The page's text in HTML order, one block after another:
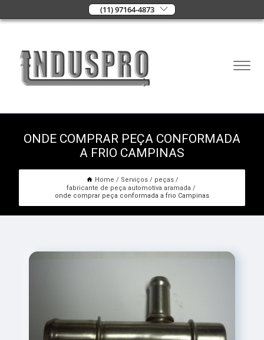
(11) 97164-4873
ONDE COMPRAR PEÇA CONFORMADA
A FRIO CAMPINAS
Home Serviços
peças
fabricante de peça automotiva aramada
onde comprar peça conformada a frio Campinas